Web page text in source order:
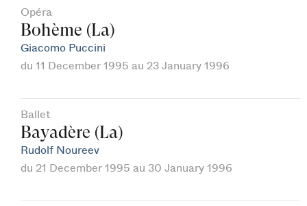
Opéra
Bohème (La)
Giacomo Puccini
du 11 December 1995 au 23 January 1996
Ballet
Bayadère (La)
Rudolf Noureev
du 21 December 1995 au 30 January 1996